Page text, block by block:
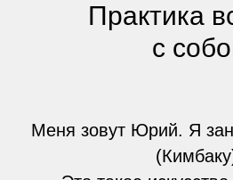
Практика
с
Меня зовут Юрий. Я